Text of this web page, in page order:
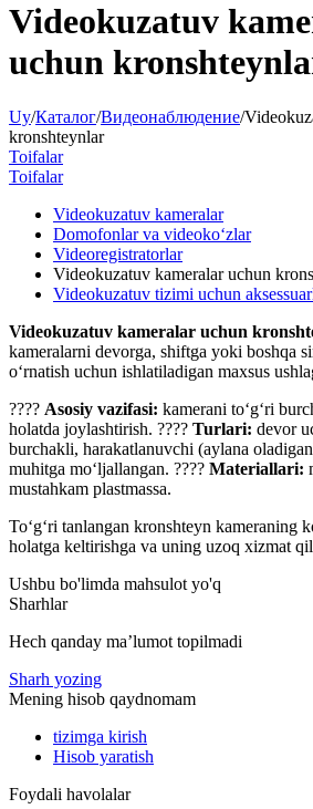
Videokuzatuv
uchun
Uy/Каталог/Видеонаблюдение/
kronshteynlar
Toifalar
Toifalar
Videokuzatuv kameralar
​Domofonlar va videoko‘zlar
Videoregistratorlar
Videokuzatuv kameralar uchun
​Videokuzatuv tizimi uchun
Videokuzatuv kameralar uchun
kameralarni devorga, shiftga yoki boshqa
o‘rnatish uchun ishlatiladigan maxsus
???? Asosiy vazifasi: kamerani to‘g‘ri
holatda joylashtirish. ???? Turlari: devor
burchakli, harakatlanuvchi (aylana
muhitga mo‘ljallangan. ???? Materiallari:
mustahkam plastmassa.
To‘g‘ri tanlangan kronshteyn kameraning
holatga keltirishga va uning uzoq xizmat
Ushbu bo'limda mahsulot yo'q
Sharhlar
Hech qanday maʼlumot topilmadi
Sharh yozing
Mening hisob qaydnomam
tizimga kirish
Hisob yaratish
Foydali havolalar